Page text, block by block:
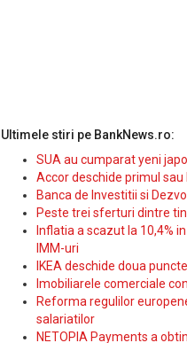
Ultimele stiri pe BankNews.ro:
SUA au cumparat yeni
Accor deschide primul
Banca de Investitii si
Peste trei sferturi dintre
Inflatia a scazut la 10,4%
IMM-uri
IKEA deschide doua
Imobiliarele comerciale
Reforma regulilor
salariatilor
NETOPIA Payments a